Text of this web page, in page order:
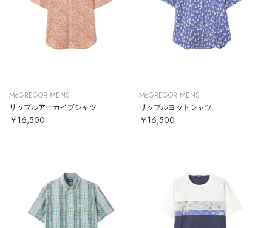
McGREGOR MENS
リップルアーカイブシャツ
￥16,500
McGREGOR MENS
リップルヨットシャツ
￥16,500